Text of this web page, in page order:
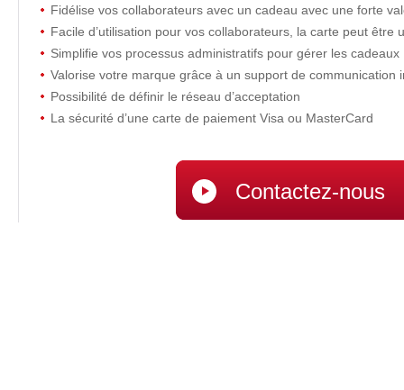
Fidélise vos collaborateurs avec un cadeau avec une forte
Facile d’utilisation pour vos collaborateurs, la carte peut être
Simplifie vos processus administratifs pour gérer les cadeaux
Valorise votre marque grâce à un support de communication
Possibilité de définir le réseau d’acceptation
La sécurité d’une carte de paiement Visa ou MasterCard
Contactez-nous